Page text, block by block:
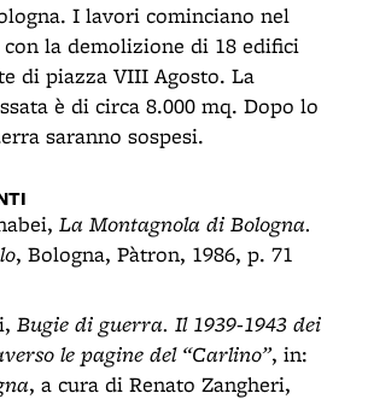
I lavori cominciano nel
la demolizione di 18 edifici
di piazza VIII Agosto. La
è di circa 8.000 mq. Dopo lo
saranno sospesi.
La Montagnola di Bologna.
, Bologna, Pàtron, 1986, p. 71
Bugie di guerra. Il 1939-1943 dei
le pagine del “Carlino”, in:
, a cura di Renato Zangheri,